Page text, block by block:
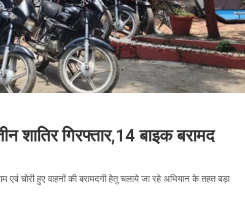
शातिर गिरफ्तार,14 बाइक बरामद
एवं चोरी हुए वाहनों की बरामदगी हेतु चलाये जा रहे अभियान के तहत बड़ा